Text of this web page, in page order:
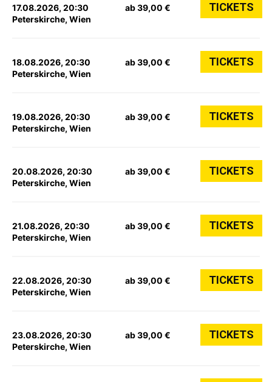
17.08.2026, 20:30
Peterskirche, Wien
ab 39,00 € TICKETS
18.08.2026, 20:30
Peterskirche, Wien
ab 39,00 € TICKETS
19.08.2026, 20:30
Peterskirche, Wien
ab 39,00 € TICKETS
20.08.2026, 20:30
Peterskirche, Wien
ab 39,00 € TICKETS
21.08.2026, 20:30
Peterskirche, Wien
ab 39,00 € TICKETS
22.08.2026, 20:30
Peterskirche, Wien
ab 39,00 € TICKETS
23.08.2026, 20:30
Peterskirche, Wien
ab 39,00 € TICKETS